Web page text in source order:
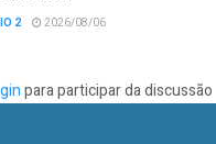
2 2026/08/06
para participar da discussão